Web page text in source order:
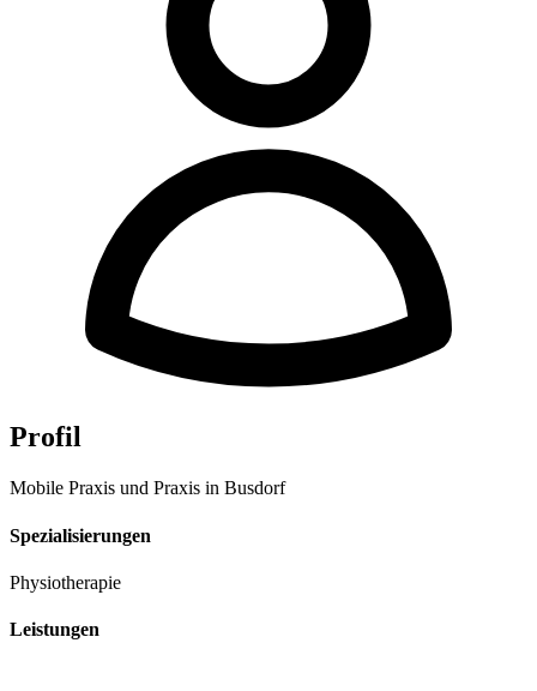
Profil
Mobile Praxis und Praxis in Busdorf
Spezialisierungen
Physiotherapie
Leistungen